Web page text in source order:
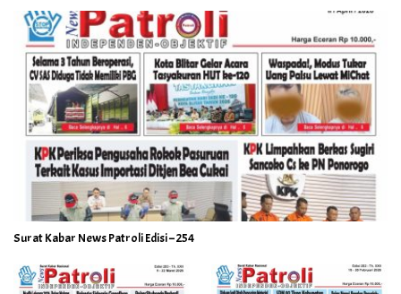
Surat Kabar News Patroli Edisi – 254